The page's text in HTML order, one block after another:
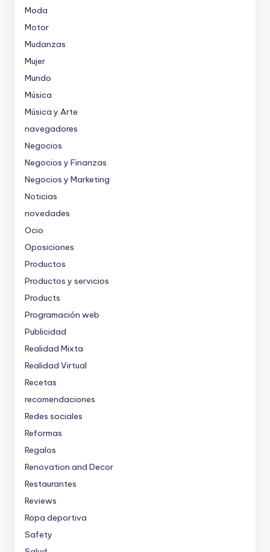
Moda
Motor
Mudanzas
Mujer
Mundo
Música
Música y Arte
navegadores
Negocios
Negocios y Finanzas
Negocios y Marketing
Noticias
novedades
Ocio
Oposiciones
Productos
Productos y servicios
Products
Programación web
Publicidad
Realidad Mixta
Realidad Virtual
Recetas
recomendaciones
Redes sociales
Reformas
Regalos
Renovation and Decor
Restaurantes
Reviews
Ropa deportiva
Safety